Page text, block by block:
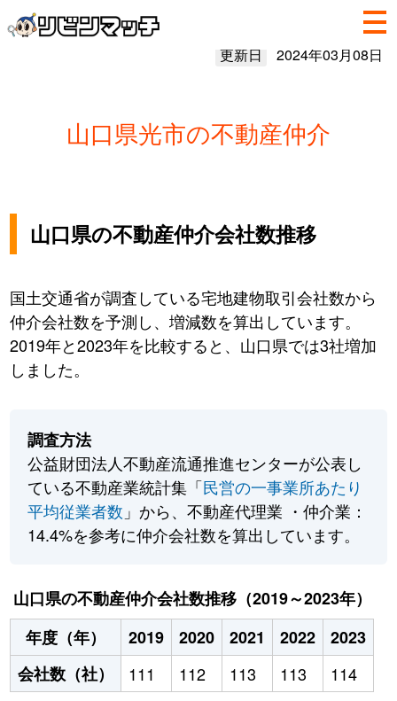
更新日 2024年03月08日
山口県光市の不動産仲介
山口県の不動産仲介会社数推移
国土交通省が調査している宅地建物取引会社数から
仲介会社数を予測し、増減数を算出しています。
2019年と2023年を比較すると、山口県では3社増加
しました。
調査方法
公益財団法人不動産流通推進センターが公表し
ている不動産業統計集「民営の一事業所あたり
平均従業者数 」から、不動産代理業 ・仲介業：
14.4%を参考に仲介会社数を算出しています。
山口県の不動産仲介会社数推移（2019～2023年）
年度（年）
2019 2020 2021 2022
2023
会社数（社）
111 112 113 113 114